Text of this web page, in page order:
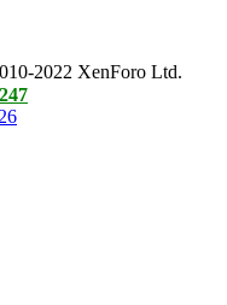
2022 XenForo Ltd.